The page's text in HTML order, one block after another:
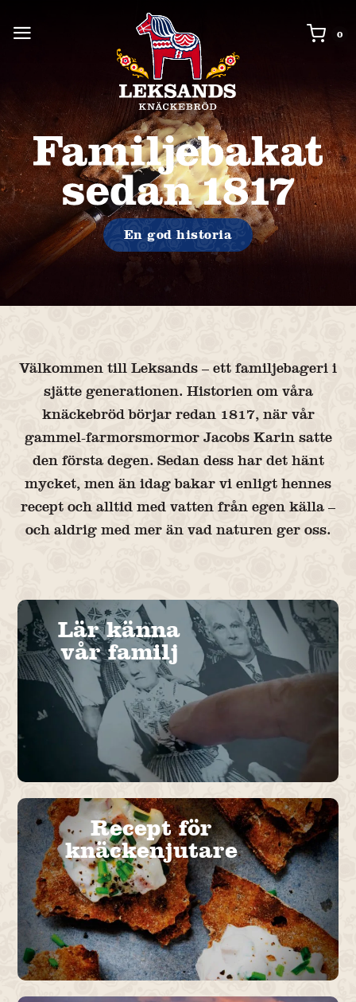
0
0
En god historia
Välkommen till Leksands – ett familjebageri i
sjätte generationen. Historien om våra
knäckebröd börjar redan 1817, när vår
gammel-farmorsmormor Jacobs Karin satte
den första degen. Sedan dess har det hänt
mycket, men än idag bakar vi enligt hennes
recept och alltid med vatten från egen källa –
och aldrig med mer än vad naturen ger oss.
Lär känna
vår familj
Recept för
knäckenjutare